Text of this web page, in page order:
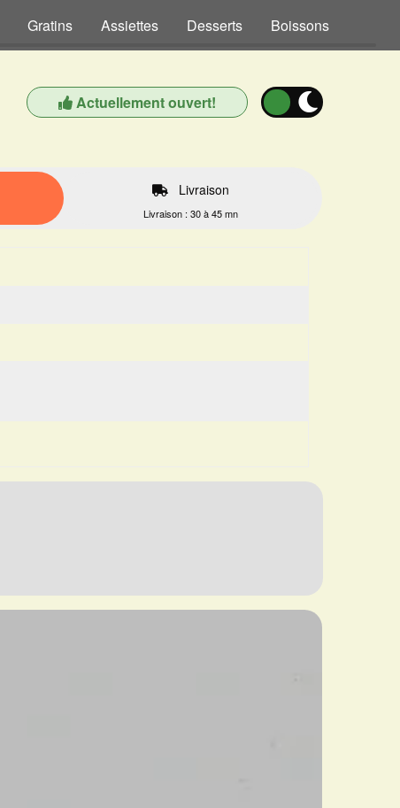
Gratins Assiettes Desserts Boissons
Actuellement ouvert!
Livraison
Livraison : 30 à 45 mn